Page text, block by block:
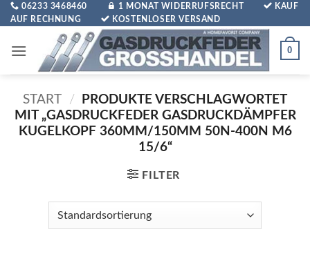
Zum
Inhalt
06233 3468460 1 MONAT WIDERRUFSRECHT
KAUF
AUF RECHNUNG
KOSTENLOSER VERSAND
0
START /
PRODUKTE VERSCHLAGWORTET
MIT „GASDRUCKFEDER GASDRUCKDÄMPFER
KUGELKOPF 360MM/150MM 50N-400N M6
15/6“
FILTER